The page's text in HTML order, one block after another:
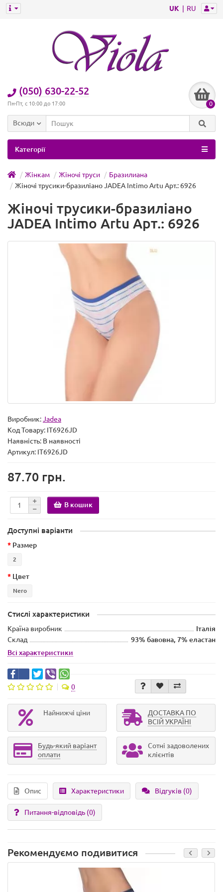
UK RU
(050) 630-22-52
Пн-Пт, с 10:00 до 17:00 0
Всюди
Категорії
Жінкам Жіночі труси
Бразилиана
Жіночі трусики-бразиліано JADEA Intimo Artu Арт.: 6926
Жіночі трусики-бразиліано
JADEA Intimo Artu Арт.: 6926
Виробник:Jadea
Код Товару: IT6926JD
Наявність: В наявності
Артикул: IT6926JD
87.70 грн.
В кошик
Доступні варіанти
Размер
2
Цвет
Nero
Стислі характеристики
Країна виробник
Італія
Склад
93% бавовна, 7% еластан
Всі характеристики
0
Найнижчі ціни
ДОСТАВКА ПО
ВСІЙ УКРАЇНІ
Будь-який варіант
оплати
Сотні задоволених
клієнтів
Опис Характеристики Відгуків (0)
Питання-відповідь (0)
Рекомендуємо подивитися